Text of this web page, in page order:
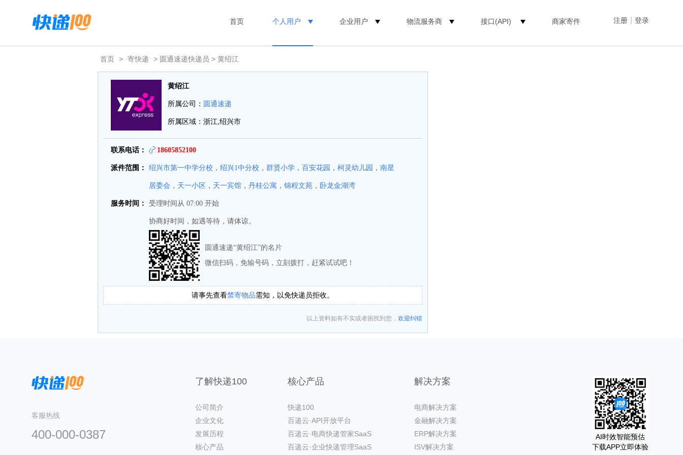
注册 登录
首页 个人用户 企业用户 物流服务商 接口(API) 商家寄件
首页 > 寄快递 > 圆通速递快递员 > 黄绍江
黄绍江
所属公司： 圆通速递
所属区域：浙江,绍兴市
联系电话： 18605852100
派件范围： 绍兴市第一中学分校 ， 绍兴1中分校 ， 群贤小学 ， 百安花园 ， 柯灵幼儿园 ， 南星
居委会 ， 天一小区 ， 天一宾馆 ， 丹桂公寓 ， 锦程文苑 ， 卧龙金湖湾
服务时间： 受理时间从 07:00 开始
协商好时间，如遇等待，请体谅。
圆通速递“黄绍江”的名片
微信扫码，免输号码，立刻拨打，赶紧试试吧！
请事先查看禁寄物品需知，以免快递员拒收。
以上资料如有不实或者困扰到您， 欢迎纠错
客服热线
400-000-0387
了解快递100
公司简介
企业文化
发展历程
核心产品
核心产品
快递100
百递云·API开放平台
百递云·电商快递管家SaaS
百递云·企业快递管理SaaS
解决方案
电商解决方案
金融解决方案
ERP解决方案
ISV解决方案
AI时效智能预估
下载APP立即体验